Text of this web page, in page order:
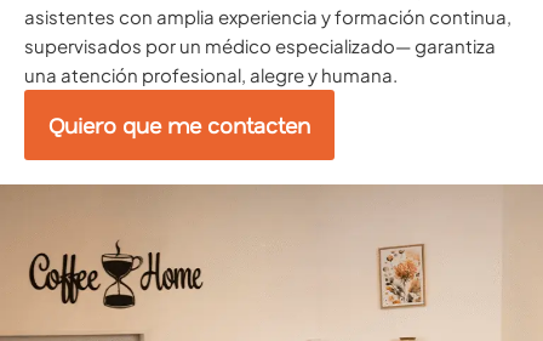
asistentes con amplia experiencia y formación continua,
supervisados por un médico especializado— garantiza
una atención profesional, alegre y humana.
Quiero que me contacten